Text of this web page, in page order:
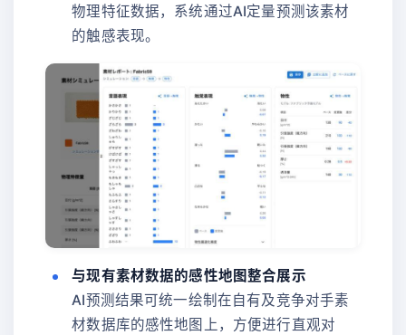
物理特征数据，系统通过AI定量预测该素材
的触感表现。
与现有素材数据的感性地图整合展示
AI预测结果可统一绘制在自有及竞争对手素
材数据库的感性地图上，方便进行直观对